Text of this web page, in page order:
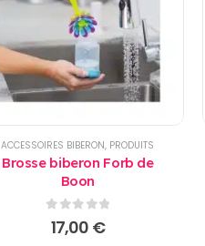
ACCESSOIRES BIBERON, PRODUITS
Brosse biberon Forb de
Boon
0sur 5
17,00 €